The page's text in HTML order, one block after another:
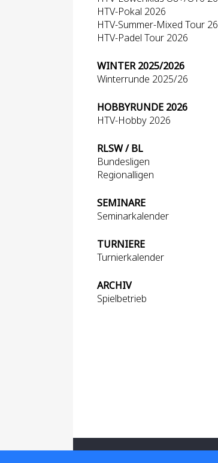
HTV-Pokal 2026
HTV-Summer-Mixed Tour 26
HTV-Padel Tour 2026
WINTER 2025/2026
Winterrunde 2025/26
HOBBYRUNDE 2026
HTV-Hobby 2026
RLSW / BL
Bundesligen
Regionalligen
SEMINARE
Seminarkalender
TURNIERE
Turnierkalender
ARCHIV
Spielbetrieb